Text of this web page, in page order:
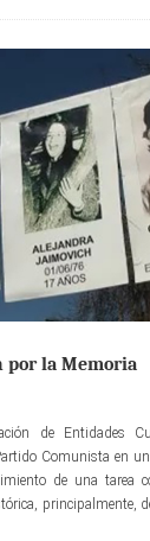
por la Memoria
de Entidades
Comunista en
de una tarea
principalmente,